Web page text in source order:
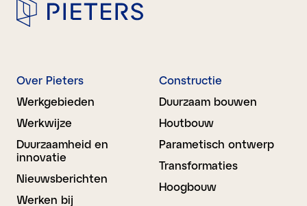
Over Pieters
Werkgebieden
Werkwijze
Duurzaamheid en
innovatie
Nieuwsberichten
Werken bij
Constructie
Duurzaam bouwen
Houtbouw
Parametisch ontwerp
Transformaties
Hoogbouw